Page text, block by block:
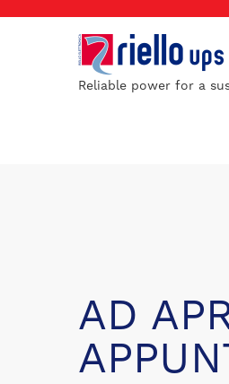
Reliable power for a
AD